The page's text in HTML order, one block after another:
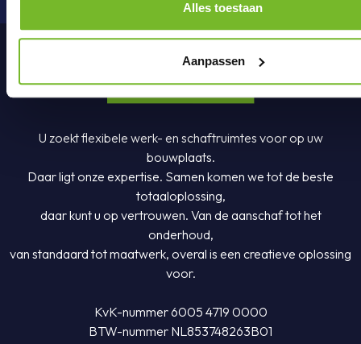
Alles toestaan
Aanpassen
U zoekt flexibele werk- en schaftruimtes voor op uw
bouwplaats.
Daar ligt onze expertise. Samen komen we tot de beste
totaaloplossing,
daar kunt u op vertrouwen. Van de aanschaf tot het
onderhoud,
van standaard tot maatwerk, overal is een creatieve oplossing
voor.
KvK-nummer 6005 4719 0000
BTW-nummer NL853748263B01